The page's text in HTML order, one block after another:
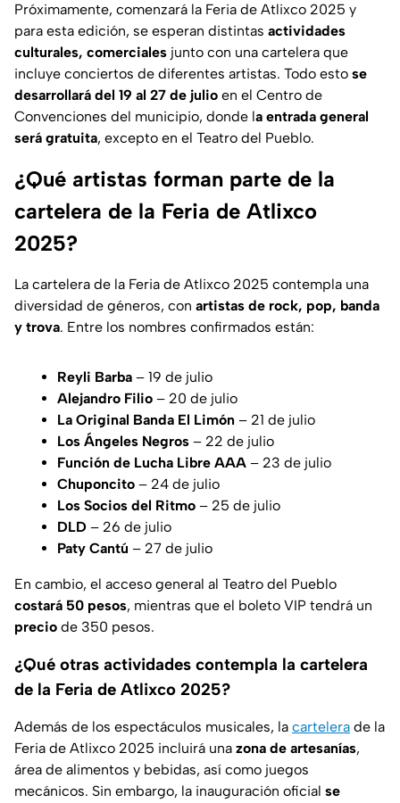
Próximamente, comenzará la Feria de Atlixco 2025 y
para esta edición, se esperan distintas actividades
culturales, comerciales junto con una cartelera que
incluye conciertos de diferentes artistas. Todo esto se
desarrollará del 19 al 27 de julio en el Centro de
Convenciones del municipio, donde la entrada general
será gratuita, excepto en el Teatro del Pueblo.
¿Qué artistas forman parte de la
cartelera de la Feria de Atlixco
2025?
La cartelera de la Feria de Atlixco 2025 contempla una
diversidad de géneros, con artistas de rock, pop, banda
y trova. Entre los nombres confirmados están:
Reyli Barba – 19 de julio
Alejandro Filio – 20 de julio
La Original Banda El Limón – 21 de julio
Los Ángeles Negros – 22 de julio
Función de Lucha Libre AAA – 23 de julio
Chuponcito – 24 de julio
Los Socios del Ritmo – 25 de julio
DLD – 26 de julio
Paty Cantú – 27 de julio
En cambio, el acceso general al Teatro del Pueblo
costará 50 pesos, mientras que el boleto VIP tendrá un
precio de 350 pesos.
¿Qué otras actividades contempla la cartelera
de la Feria de Atlixco 2025?
Además de los espectáculos musicales, la cartelera de la
Feria de Atlixco 2025 incluirá una zona de artesanías,
área de alimentos y bebidas, así como juegos
mecánicos. Sin embargo, la inauguración oficial se